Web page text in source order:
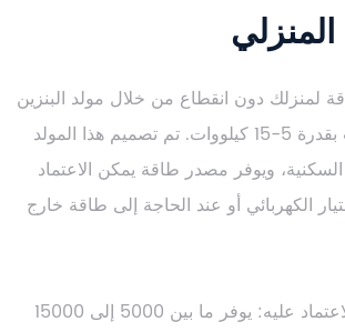
لمنزلك دون انقطاع من خلال مولد البنزين
متعدد الاستخدامات بقدرة 5-15 كيلووات. تم تصميم هذا المولد
ويوفر مصدر طاقة يمكن الاعتماد
الكهربائي أو عند الحاجة إلى طاقة خارج
خرج طاقة يمكن الاعتماد عليه: يوفر ما بين 5000 إلى 15000